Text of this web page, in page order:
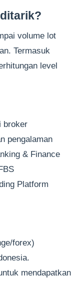
volume lot
Termasuk
level
broker
pengalaman
& Finance
Platform
forex)
mendapatkan